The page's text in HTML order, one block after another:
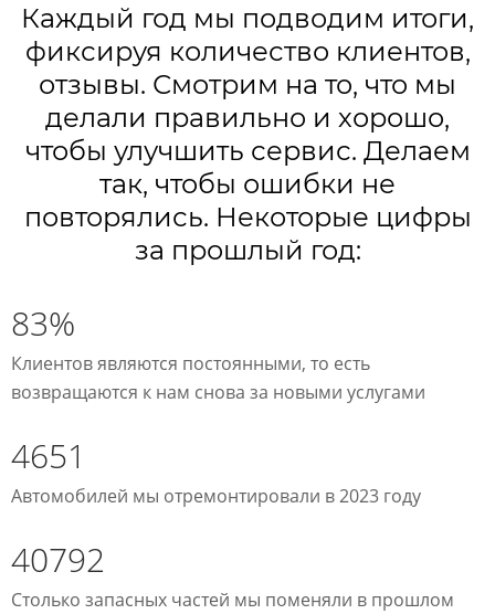
Каждый год мы подводим итоги,
фиксируя количество клиентов,
отзывы. Смотрим на то, что мы
делали правильно и хорошо,
чтобы улучшить сервис. Делаем
так, чтобы ошибки не
повторялись. Некоторые цифры
за прошлый год:
83%
Клиентов являются постоянными, то есть
возвращаются к нам снова за новыми услугами
4651
Автомобилей мы отремонтировали в 2023 году
40792
Столько запасных частей мы поменяли в прошлом